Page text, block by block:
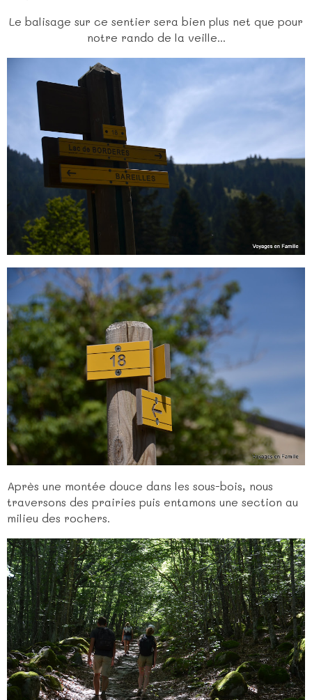
Le balisage sur ce sentier sera bien plus net que pour
notre rando de la veille...
Après une montée douce dans les sous-bois, nous
traversons des prairies puis entamons une section au
milieu des rochers.